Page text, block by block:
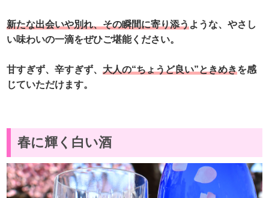
新たな出会いや別れ、その瞬間に寄り添うような、やさし
い味わいの一滴をぜひご堪能ください。
甘すぎず、辛すぎず、大人の“ちょうど良い”ときめきを感
じていただけます。
春に輝く白い酒